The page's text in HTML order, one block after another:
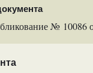
№ 10086